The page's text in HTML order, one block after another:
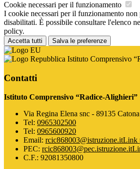
Cookie necessari per il funzionamento
I cookie necessari per il funzionamento non
disabilitati. È possibile consultare l'elenco
policy.
Accetta tutti Salva le preferenze
Istituto Comprensivo
Contatti
Istituto Comprensivo “Radice-Alighieri”
Via Regina Elena snc - 89135
Tel: 0965302500
Tel: 0965600920
Email: rcic868003@istruzione.itLink
PEC: rcic868003@pec.istruzione.it
C.F.: 92081350800